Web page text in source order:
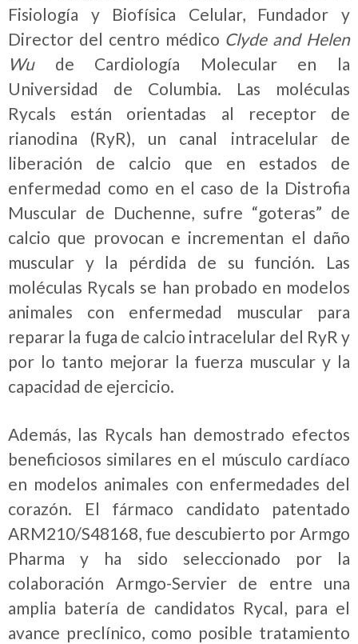
Fisiología y Biofísica Celular, Fundador y
Director del centro médico Clyde and Helen
Wude Cardiología Molecular en la
Universidad de Columbia. Las moléculas
Rycals están orientadas al receptor de
rianodina (RyR), un canal intracelular de
liberación de calcio que en estados de
enfermedad como en el caso de la Distrofia
Muscular de Duchenne, sufre “goteras” de
calcio que provocan e incrementan el daño
muscular y la pérdida de su función. Las
moléculas Rycals se han probado en modelos
animales con enfermedad muscular para
reparar la fuga de calcio intracelular del RyR y
por lo tanto mejorar la fuerza muscular y la
capacidad de ejercicio.
Además, las Rycals han demostrado efectos
beneficiosos similares en el músculo cardíaco
en modelos animales con enfermedades del
corazón. El fármaco candidato patentado
ARM210/S48168, fue descubierto por Armgo
Pharma y ha sido seleccionado por la
colaboración Armgo-Servier de entre una
amplia batería de candidatos Rycal, para el
avance preclínico, como posible tratamiento